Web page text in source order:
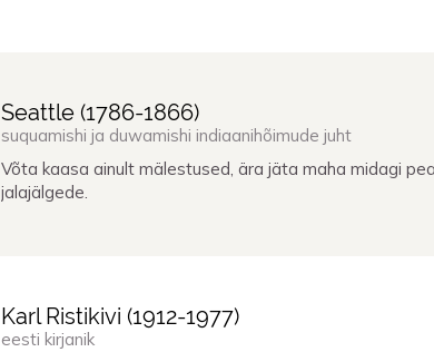
Seattle (1786-1866)
suquamishi ja duwamishi indiaanihõimude juht
Võta kaasa ainult mälestused, ära jäta maha midagi
jalajälgede.
Karl Ristikivi (1912-1977)
eesti kirjanik